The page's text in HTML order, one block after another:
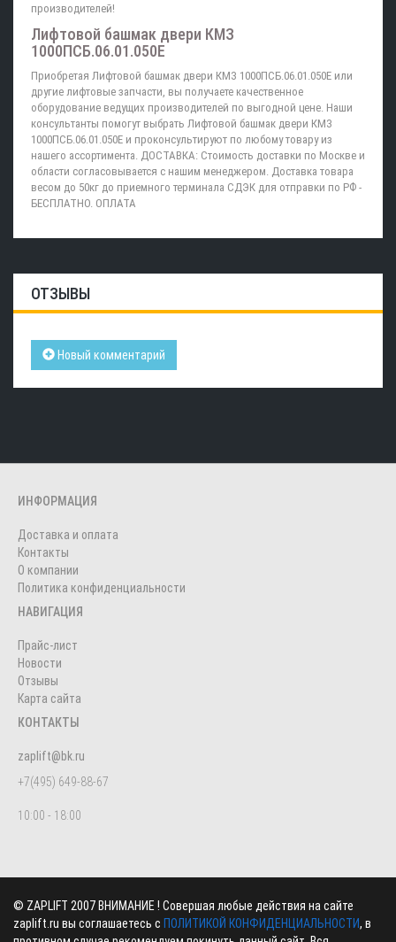
производителей!
Лифтовой башмак двери КМЗ
1000ПСБ.06.01.050Е
Приобретая Лифтовой башмак двери КМЗ 1000ПСБ.06.01.050Е или
другие лифтовые запчасти, вы получаете качественное
оборудование ведущих производителей по выгодной цене. Наши
консультанты помогут выбрать Лифтовой башмак двери КМЗ
1000ПСБ.06.01.050Е и проконсультируют по любому товару из
нашего ассортимента. ДОСТАВКА: Стоимость доставки по Москве и
области согласовывается с нашим менеджером. Доставка товара
весом до 50кг до приемного терминала СДЭК для отправки по РФ -
БЕСПЛАТНО. ОПЛАТА
ОТЗЫВЫ
Новый комментарий
ИНФОРМАЦИЯ
Доставка и оплата
Контакты
О компании
Политика конфиденциальности
НАВИГАЦИЯ
Прайс-лист
Новости
Отзывы
Карта сайта
КОНТАКТЫ
zaplift@bk.ru
+7(495) 649-88-67
10:00 - 18:00
© ZAPLIFT 2007 ВНИМАНИЕ ! Совершая любые действия на сайте
zaplift.ru вы соглашаетесь с ПОЛИТИКОЙ КОНФИДЕНЦИАЛЬНОСТИ, в